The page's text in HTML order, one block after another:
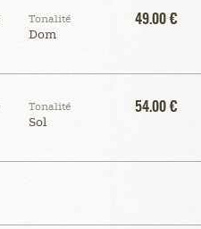
Tonalité
Dom
49.00 €
Tonalité
Sol
54.00 €